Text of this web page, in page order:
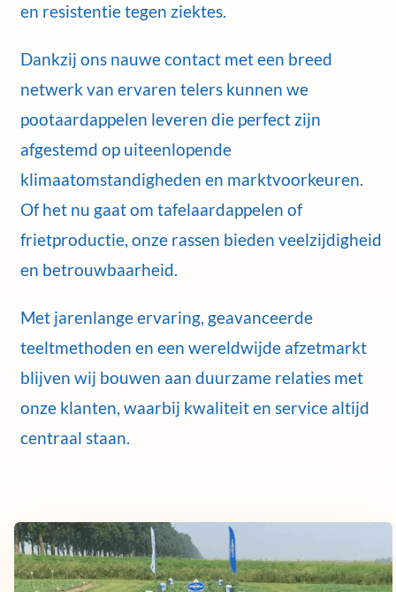
en resistentie tegen ziektes.
Dankzij ons nauwe contact met een breed
netwerk van ervaren telers kunnen we
pootaardappelen leveren die perfect zijn
afgestemd op uiteenlopende
klimaatomstandigheden en marktvoorkeuren.
Of het nu gaat om tafelaardappelen of
frietproductie, onze rassen bieden veelzijdigheid
en betrouwbaarheid.
Met jarenlange ervaring, geavanceerde
teeltmethoden en een wereldwijde afzetmarkt
blijven wij bouwen aan duurzame relaties met
onze klanten, waarbij kwaliteit en service altijd
centraal staan.